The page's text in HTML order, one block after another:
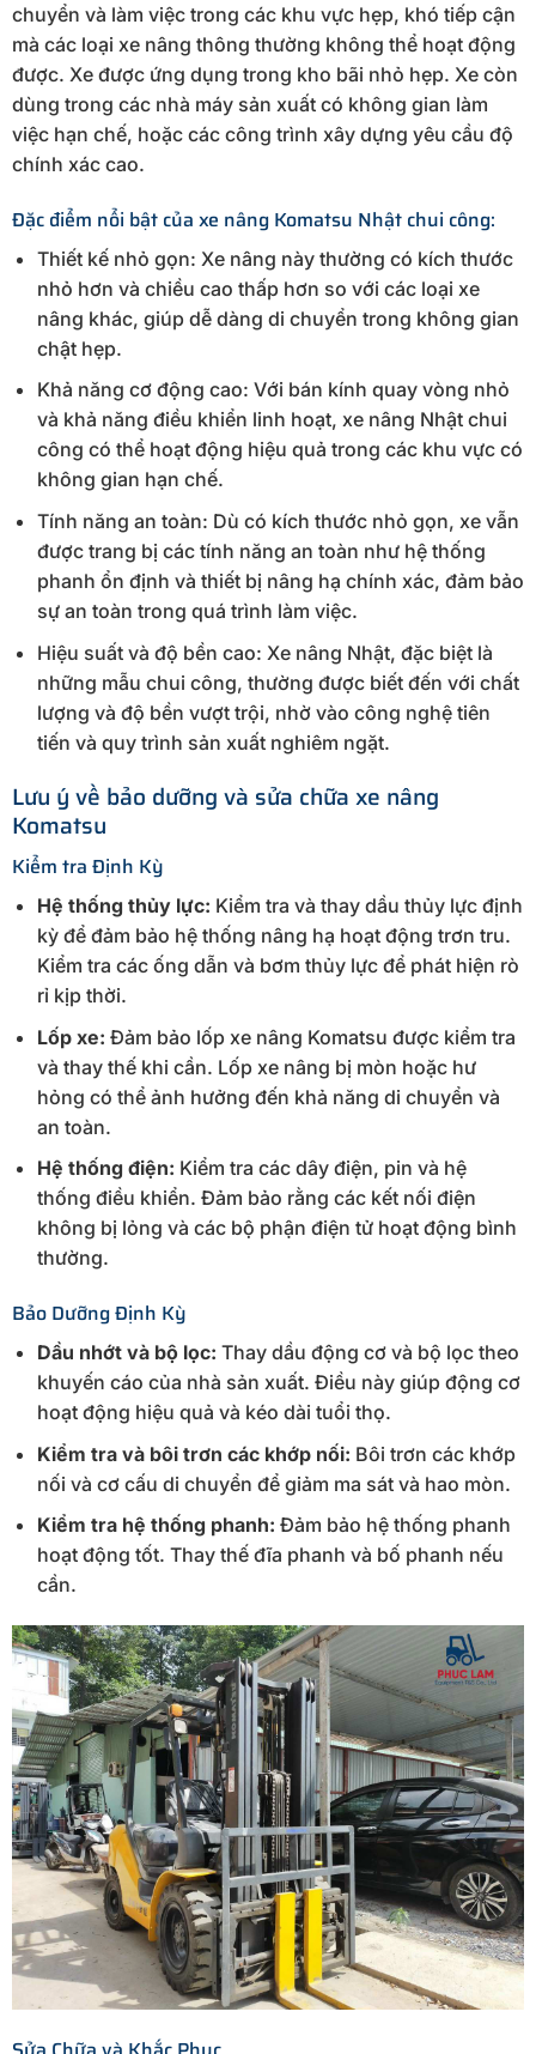
chuyển và làm việc trong các khu vực hẹp, khó tiếp cận
mà các loại xe nâng thông thường không thể hoạt động
được. Xe được ứng dụng trong kho bãi nhỏ hẹp. Xe còn
dùng trong các nhà máy sản xuất có không gian làm
việc hạn chế, hoặc các công trình xây dựng yêu cầu độ
chính xác cao.
Đặc điểm nổi bật của xe nâng Komatsu Nhật chui công:
Thiết kế nhỏ gọn: Xe nâng này thường có kích thước
nhỏ hơn và chiều cao thấp hơn so với các loại xe
nâng khác, giúp dễ dàng di chuyển trong không gian
chật hẹp.
Khả năng cơ động cao: Với bán kính quay vòng nhỏ
và khả năng điều khiển linh hoạt, xe nâng Nhật chui
công có thể hoạt động hiệu quả trong các khu vực có
không gian hạn chế.
Tính năng an toàn: Dù có kích thước nhỏ gọn, xe vẫn
được trang bị các tính năng an toàn như hệ thống
phanh ổn định và thiết bị nâng hạ chính xác, đảm bảo
sự an toàn trong quá trình làm việc.
Hiệu suất và độ bền cao: Xe nâng Nhật, đặc biệt là
những mẫu chui công, thường được biết đến với chất
lượng và độ bền vượt trội, nhờ vào công nghệ tiên
tiến và quy trình sản xuất nghiêm ngặt.
Lưu ý về bảo dưỡng và sửa chữa xe nâng
Komatsu
Kiểm tra Định Kỳ
Hệ thống thủy lực: Kiểm tra và thay dầu thủy lực định
kỳ để đảm bảo hệ thống nâng hạ hoạt động trơn tru.
Kiểm tra các ống dẫn và bơm thủy lực để phát hiện rò
rỉ kịp thời.
Lốp xe: Đảm bảo lốp xe nâng Komatsu được kiểm tra
và thay thế khi cần. Lốp xe nâng bị mòn hoặc hư
hỏng có thể ảnh hưởng đến khả năng di chuyển và
an toàn.
Hệ thống điện: Kiểm tra các dây điện, pin và hệ
thống điều khiển. Đảm bảo rằng các kết nối điện
không bị lỏng và các bộ phận điện tử hoạt động bình
thường.
Bảo Dưỡng Định Kỳ
Dầu nhớt và bộ lọc: Thay dầu động cơ và bộ lọc theo
khuyến cáo của nhà sản xuất. Điều này giúp động cơ
hoạt động hiệu quả và kéo dài tuổi thọ.
Kiểm tra và bôi trơn các khớp nối: Bôi trơn các khớp
nối và cơ cấu di chuyển để giảm ma sát và hao mòn.
Kiểm tra hệ thống phanh: Đảm bảo hệ thống phanh
hoạt động tốt. Thay thế đĩa phanh và bố phanh nếu
cần.